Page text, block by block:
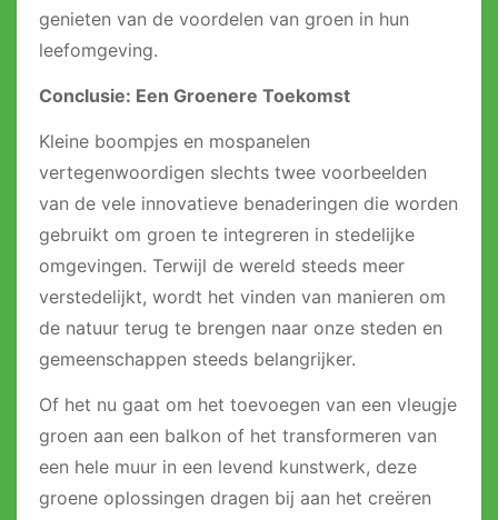
genieten van de voordelen van groen in hun
leefomgeving.
Conclusie: Een Groenere Toekomst
Kleine boompjes en mospanelen
vertegenwoordigen slechts twee voorbeelden
van de vele innovatieve benaderingen die worden
gebruikt om groen te integreren in stedelijke
omgevingen. Terwijl de wereld steeds meer
verstedelijkt, wordt het vinden van manieren om
de natuur terug te brengen naar onze steden en
gemeenschappen steeds belangrijker.
Of het nu gaat om het toevoegen van een vleugje
groen aan een balkon of het transformeren van
een hele muur in een levend kunstwerk, deze
groene oplossingen dragen bij aan het creëren